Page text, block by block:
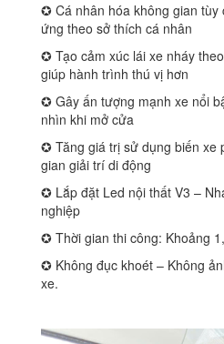
✪ Cá nhân hóa không gian tùy
ứng theo sở thích cá nhân
✪ Tạo cảm xúc lái xe nháy
giúp hành trình thú vị hơn
✪ Gây ấn tượng mạnh xe nổi
nhìn khi mở cửa
✪ Tăng giá trị sử dụng biến xe
gian giải trí di động
✪ Lắp đặt Led nội thất V3 –
nghiệp
✪ Thời gian thi công: Khoảng
✪ Không đục khoét – Không
xe.